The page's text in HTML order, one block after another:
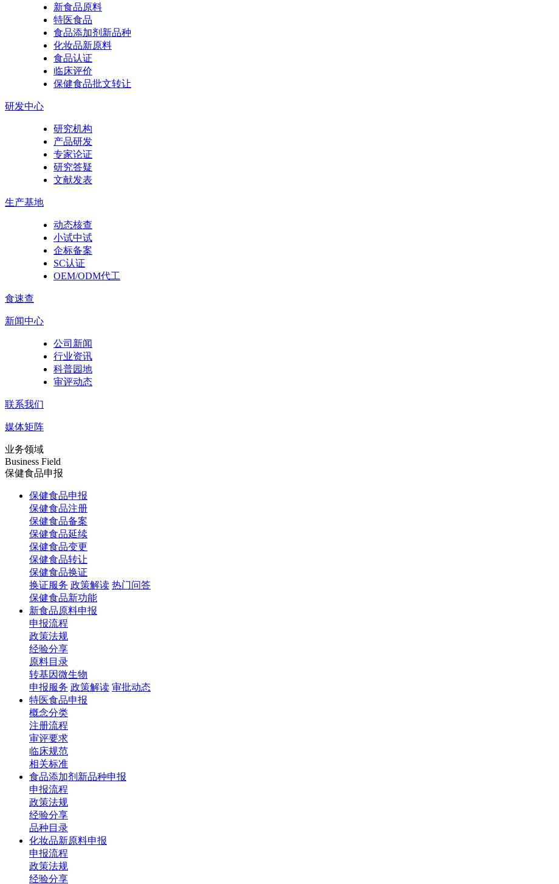
新食品原料
特医食品
食品添加剂新品种
化妆品新原料
食品认证
临床评价
保健食品批文转让
研发中心
研究机构
产品研发
专家论证
研究答疑
文献发表
生产基地
动态核查
小试中试
企标备案
SC认证
OEM/ODM代工
食速查
新闻中心
公司新闻
行业资讯
科普园地
审评动态
联系我们
媒体矩阵
业务领域
Business Field
保健食品申报
保健食品申报
保健食品注册
保健食品备案
保健食品延续
保健食品变更
保健食品转让
保健食品换证
换证服务 政策解读 热门问答
保健食品新功能
新食品原料申报
申报流程
政策法规
经验分享
原料目录
转基因微生物
申报服务 政策解读 审批动态
特医食品申报
概念分类
注册流程
审评要求
临床规范
相关标准
食品添加剂新品种申报
申报流程
政策法规
经验分享
品种目录
化妆品新原料申报
申报流程
政策法规
经验分享